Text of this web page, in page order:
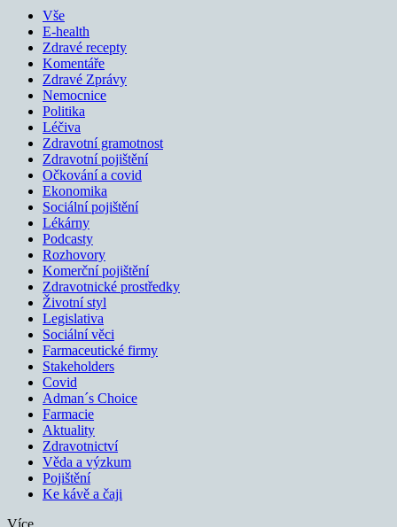
Vše
E-health
Zdravé recepty
Komentáře
Zdravé Zprávy
Nemocnice
Politika
Léčiva
Zdravotní gramotnost
Zdravotní pojištění
Očkování a covid
Ekonomika
Sociální pojištění
Lékárny
Podcasty
Rozhovory
Komerční pojištění
Zdravotnické prostředky
Životní styl
Legislativa
Sociální věci
Farmaceutické firmy
Stakeholders
Covid
Adman´s Choice
Farmacie
Aktuality
Zdravotnictví
Věda a výzkum
Pojištění
Ke kávě a čaji
Více